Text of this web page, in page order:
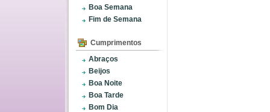
Boa Semana
Fim de Semana
Cumprimentos
Abraços
Beijos
Boa Noite
Boa Tarde
Bom Dia